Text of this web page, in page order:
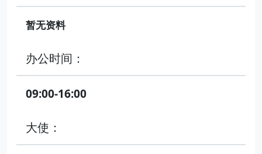
暂无资料
办公时间：
09:00-16:00
大使：